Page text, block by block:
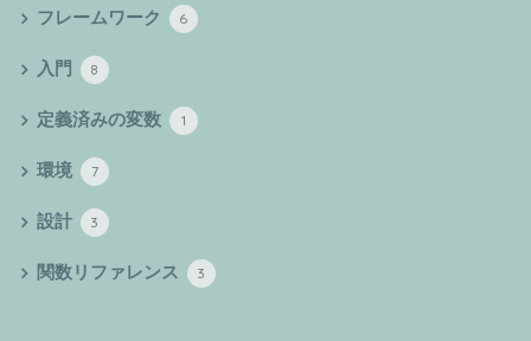
フレームワーク 6
入門 8
定義済みの変数 1
環境 7
設計 3
関数リファレンス 3